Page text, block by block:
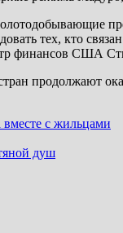
тех, кто
финансов США
продолжают
вместе с жильцами
душ